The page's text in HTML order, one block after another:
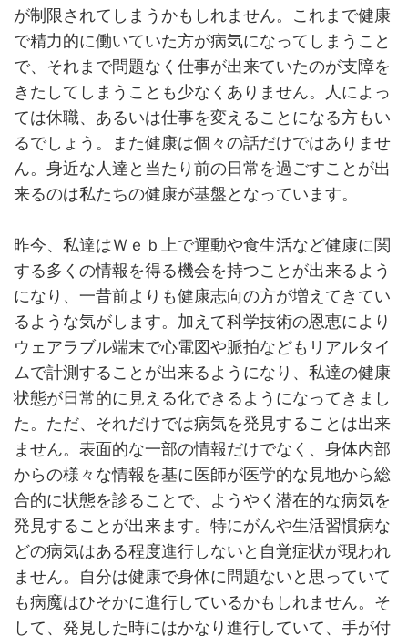
が制限されてしまうかもしれません。これまで健康
で精力的に働いていた方が病気になってしまうこと
で、それまで問題なく仕事が出来ていたのが支障を
きたしてしまうことも少なくありません。人によっ
ては休職、あるいは仕事を変えることになる方もい
るでしょう。また健康は個々の話だけではありませ
ん。身近な人達と当たり前の日常を過ごすことが出
来るのは私たちの健康が基盤となっています。
昨今、私達はＷｅｂ上で運動や食生活など健康に関
する多くの情報を得る機会を持つことが出来るよう
になり、一昔前よりも健康志向の方が増えてきてい
るような気がします。加えて科学技術の恩恵により
ウェアラブル端末で心電図や脈拍などもリアルタイ
ムで計測することが出来るようになり、私達の健康
状態が日常的に見える化できるようになってきまし
た。ただ、それだけでは病気を発見することは出来
ません。表面的な一部の情報だけでなく、身体内部
からの様々な情報を基に医師が医学的な見地から総
合的に状態を診ることで、ようやく潜在的な病気を
発見することが出来ます。特にがんや生活習慣病な
どの病気はある程度進行しないと自覚症状が現われ
ません。自分は健康で身体に問題ないと思っていて
も病魔はひそかに進行しているかもしれません。そ
して、発見した時にはかなり進行していて、手が付